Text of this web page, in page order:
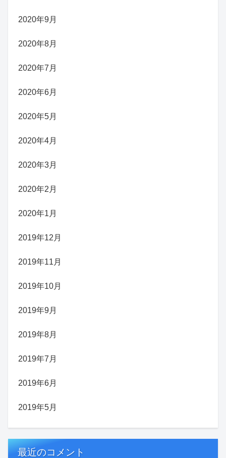
2020年9月
2020年8月
2020年7月
2020年6月
2020年5月
2020年4月
2020年3月
2020年2月
2020年1月
2019年12月
2019年11月
2019年10月
2019年9月
2019年8月
2019年7月
2019年6月
2019年5月
最近のコメント